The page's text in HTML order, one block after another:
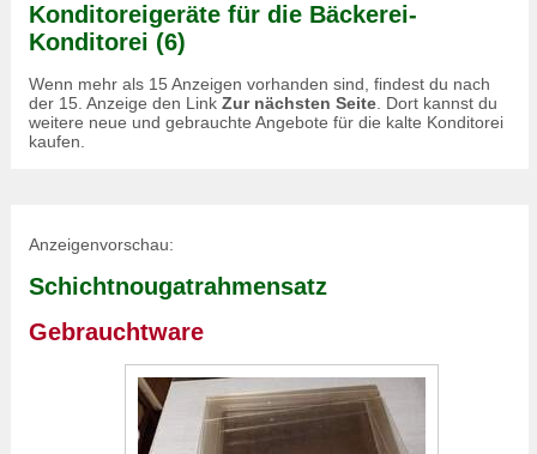
Konditoreigeräte für die Bäckerei-
Konditorei (6)
Wenn mehr als 15 Anzeigen vorhanden sind, findest du nach
der 15. Anzeige den Link Zur nächsten Seite . Dort kannst du
weitere neue und gebrauchte Angebote für die kalte Konditorei
kaufen.
Anzeigenvorschau:
Schichtnougatrahmensatz
Gebrauchtware